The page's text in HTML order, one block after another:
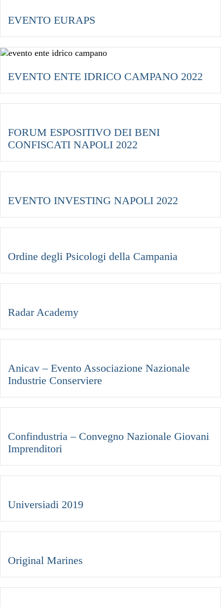
EVENTO EURAPS
EVENTO ENTE IDRICO CAMPANO 2022
FORUM ESPOSITIVO DEI BENI
CONFISCATI NAPOLI 2022
EVENTO INVESTING NAPOLI 2022
Ordine degli Psicologi della Campania
Radar Academy
Anicav – Evento Associazione Nazionale
Industrie Conserviere
Confindustria – Convegno Nazionale Giovani
Imprenditori
Universiadi 2019
Original Marines